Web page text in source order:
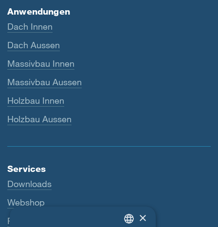
Anwendungen
Dach Innen
Dach Aussen
Massivbau Innen
Massivbau Aussen
Holzbau Innen
Holzbau Aussen
Services
Downloads
Webshop
Fachhändler
×